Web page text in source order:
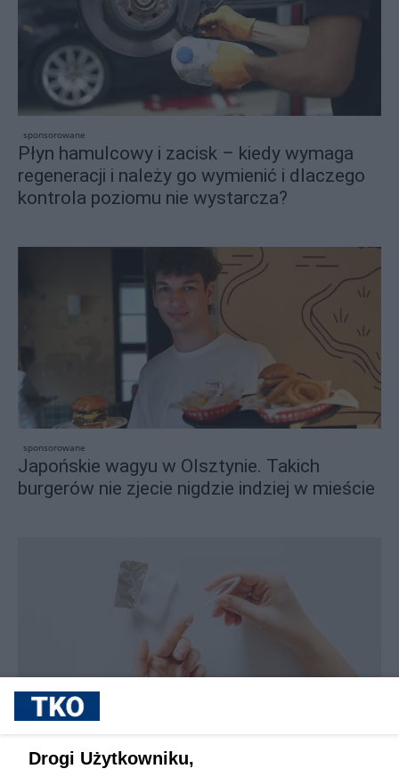
sponsorowane
Płyn hamulcowy i zacisk – kiedy wymaga
regeneracji i należy go wymienić i dlaczego
kontrola poziomu nie wystarcza?
sponsorowane
Japońskie wagyu w Olsztynie. Takich
burgerów nie zjecie nigdzie indziej w mieście
Jak rozpoznać, że soczewki kontaktowe są
Drogi Użytkowniku,